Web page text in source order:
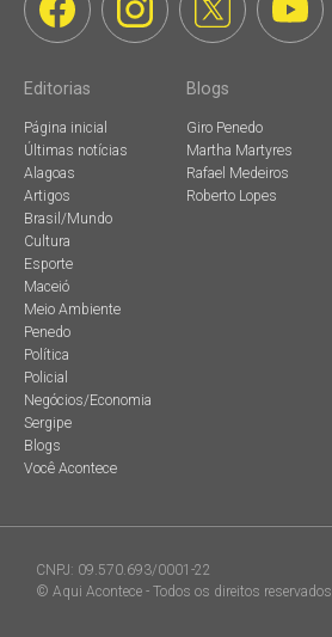
Editorias
Página inicial
Últimas notícias
Alagoas
Artigos
Brasil/Mundo
Cultura
Esporte
Maceió
Meio Ambiente
Penedo
Política
Policial
Negócios/Economia
Sergipe
Blogs
Você Acontece
Blogs
Giro Penedo
Martha Martyres
Rafael Medeiros
Roberto Lopes
CNPJ: 09.570.693/0001-22
© Aqui Acontece - Todos os direitos reservados